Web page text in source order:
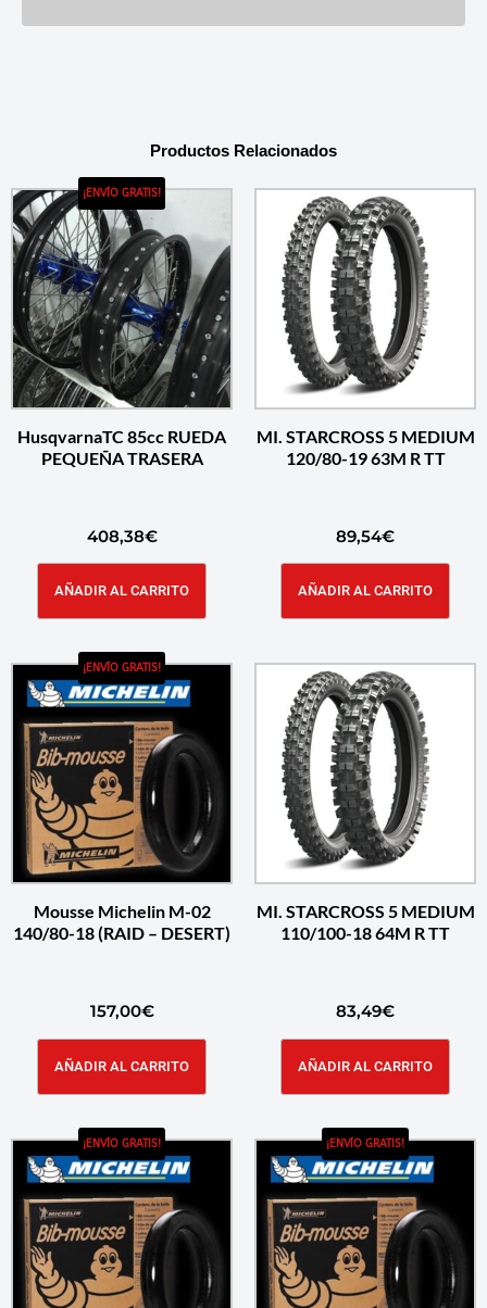
Productos Relacionados
¡ENVÍO GRATIS!
HusqvarnaTC 85cc RUEDA
PEQUEÑA TRASERA
408,38€
AÑADIR AL CARRITO
MI. STARCROSS 5 MEDIUM
120/80-19 63M R TT
89,54€
AÑADIR AL CARRITO
¡ENVÍO GRATIS!
Mousse Michelin M-02
140/80-18 (RAID – DESERT)
157,00€
AÑADIR AL CARRITO
MI. STARCROSS 5 MEDIUM
110/100-18 64M R TT
83,49€
AÑADIR AL CARRITO
¡ENVÍO GRATIS! ¡ENVÍO GRATIS!